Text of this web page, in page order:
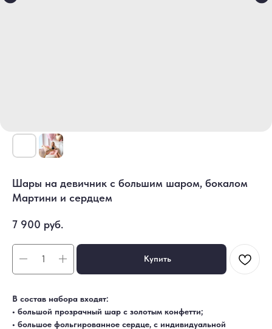
Шары на девичник с большим шаром, бокалом
Мартини и сердцем
7 900 руб.
Купить
В состав набора входят:
• большой прозрачный шар с золотым конфетти;
• большое фольгированное сердце, с индивидуальной